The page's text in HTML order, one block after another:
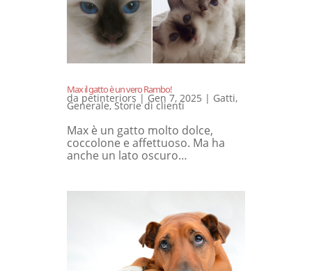
Max il gatto è un vero Rambo!
da petinteriors | Gen 7, 2025 | Gatti,
Generale,Storie di clienti
Max è un gatto molto dolce,
coccolone e affettuoso. Ma ha
anche un lato oscuro…